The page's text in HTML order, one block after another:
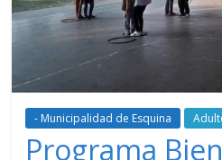
- Municipalidad de Esquina
Programa